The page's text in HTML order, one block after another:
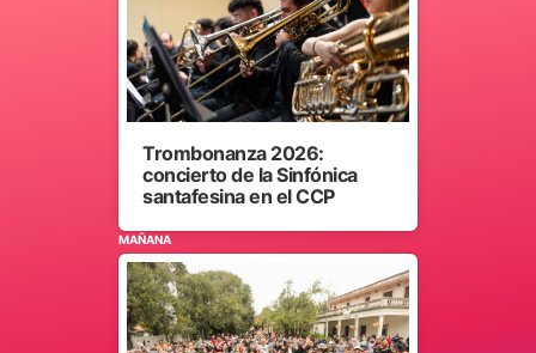
Trombonanza 2026:
concierto de la Sinfónica
santafesina en el CCP
MAÑANA